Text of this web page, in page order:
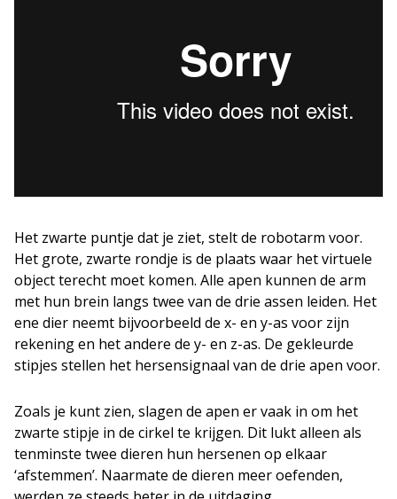
Het zwarte puntje dat je ziet, stelt de robotarm voor.
Het grote, zwarte rondje is de plaats waar het virtuele
object terecht moet komen. Alle apen kunnen de arm
met hun brein langs twee van de drie assen leiden. Het
ene dier neemt bijvoorbeeld de x- en y-as voor zijn
rekening en het andere de y- en z-as. De gekleurde
stipjes stellen het hersensignaal van de drie apen voor.
Zoals je kunt zien, slagen de apen er vaak in om het
zwarte stipje in de cirkel te krijgen. Dit lukt alleen als
tenminste twee dieren hun hersenen op elkaar
‘afstemmen’. Naarmate de dieren meer oefenden,